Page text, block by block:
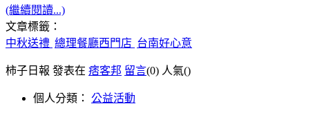
(繼續閱讀...)
文章標籤：
中秋送禮 總理餐廳西門店 台南好心意
柿子日報 發表在 痞客邦 留言(0) 人氣()
個人分類： 公益活動